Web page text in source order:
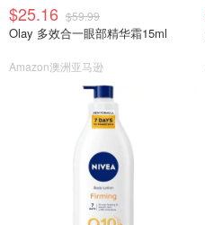
$25.16 $59.99
Olay 多效合一眼部精华霜15ml
Amazon澳洲亚马逊